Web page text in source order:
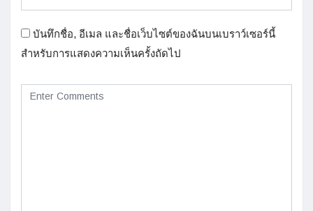
บันทึกชื่อ, อีเมล และชื่อเว็บไซต์ของฉันบนเบราว์เซอร์นี้
สำหรับการแสดงความเห็นครั้งถัดไป